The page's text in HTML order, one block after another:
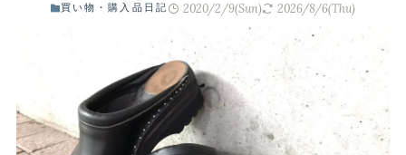
買い物・購入品日記 2020/2/9(Sun) 2026/8/6(Thu)